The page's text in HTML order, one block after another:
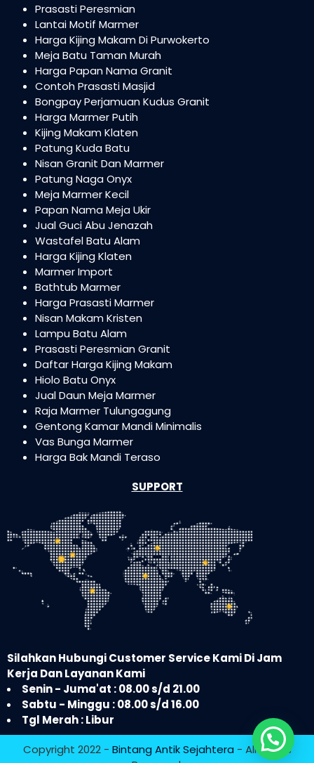
Prasasti Peresmian
Lantai Motif Marmer
Harga Kijing Makam Di Purwokerto
Meja Batu Taman Murah
Harga Papan Nama Granit
Contoh Prasasti Masjid
Bongpay Perjamuan Kudus Granit
Harga Marmer Putih
Kijing Makam Klaten
Patung Kuda Batu
Nisan Granit Dan Marmer
Patung Naga Onyx
Meja Marmer Kecil
Papan Nama Meja Ukir
Jual Guci Abu Jenazah
Wastafel Batu Alam
Harga Kijing Klaten
Marmer Import
Bathtub Marmer
Harga Prasasti Marmer
Nisan Makam Kristen
Lampu Batu Alam
Prasasti Peresmian Granit
Daftar Harga Kijing Makam
Hiolo Batu Onyx
Jual Daun Meja Marmer
Raja Marmer Tulungagung
Gentong Kamar Mandi Minimalis
Vas Bunga Marmer
Harga Bak Mandi Teraso
SUPPORT
Silahkan Hubungi Customer Service Kami Di Jam
Kerja Dan Layanan Kami
Senin - Juma'at : 08.00 s/d 21.00
Sabtu - Minggu : 08.00 s/d 16.00
Tgl Merah : Libur
Copyright 2022 - Bintang Antik Sejahtera - All Rights